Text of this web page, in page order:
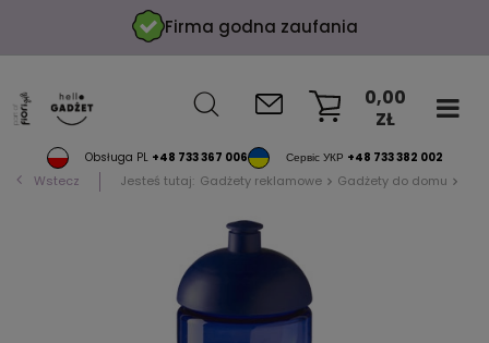
Firma godna zaufania
Obsługa PL +48 733 367 006 Сервіс УКР +48 733 382 002
0,00
ZŁ
Wstecz Jesteś tutaj: Gadżety reklamowe Gadżety do domu